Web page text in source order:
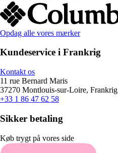
Opdag alle vores mærker
Kundeservice i Frankrig
Kontakt os
11 rue Bernard Maris
37270 Montlouis-sur-Loire, Frankrig
+33 1 86 47 62 58
Sikker betaling
Køb trygt på vores side